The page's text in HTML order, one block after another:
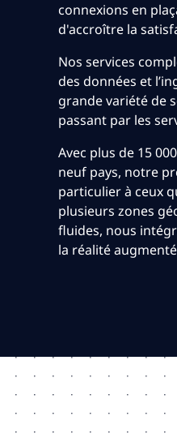
connexions en
d'accroître la
Nos services
des données et
grande variété de
passant par les
Avec plus de 15
neuf pays, notre
particulier à ceux
plusieurs zones
fluides, nous
la réalité